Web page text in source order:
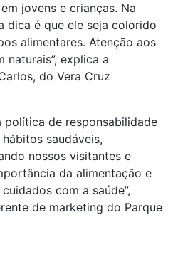
jovens e crianças. Na
dica é que ele seja colorido
alimentares. Atenção aos
naturais”, explica a
do Vera Cruz
política de responsabilidade
saudáveis,
nossos visitantes e
da alimentação e
com a saúde”,
de marketing do Parque